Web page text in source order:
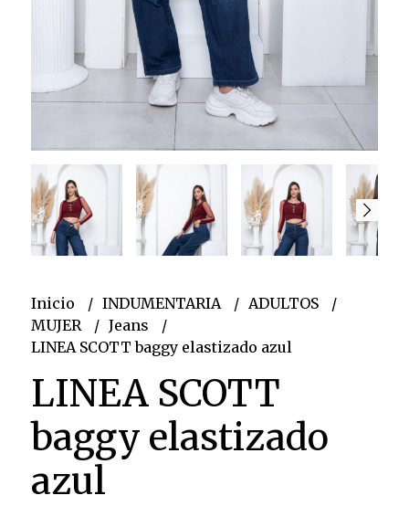
Inicio INDUMENTARIA
ADULTOS
MUJER
Jeans
LINEA SCOTT baggy elastizado azul
LINEA SCOTT
baggy elastizado
azul